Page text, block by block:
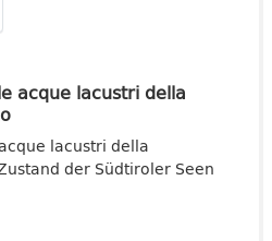
acque lacustri della
lacustri della
der Südtiroler Seen